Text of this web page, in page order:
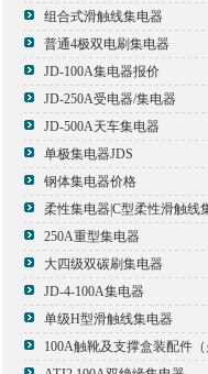
组合式滑触线集电器
普通4极双电刷集电器
JD-100A集电器报价
JD-250A受电器/集电器
JD-500A天车集电器
单极集电器JDS
钢体集电器价格
250A重型集电器
大四级双碳刷集电器
JD-4-100A集电器
单级H型滑触线集电器